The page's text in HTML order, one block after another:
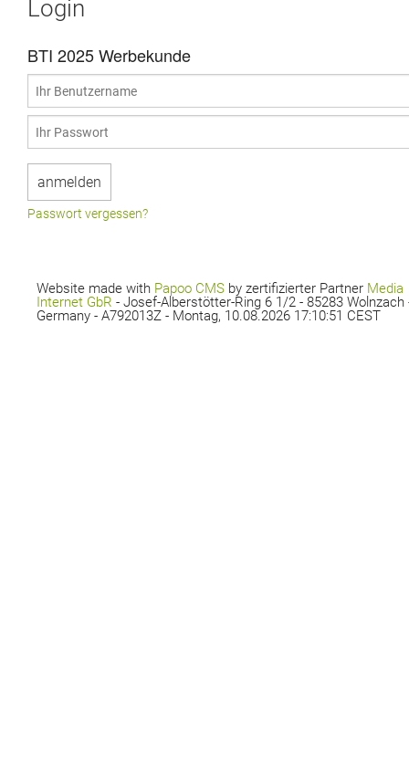
Login
BTI 2025 Werbekunde
Passwort vergessen?
Website made with Papoo CMS by zertifizierter Partner Media
Internet GbR - Josef-Alberstötter-Ring 6 1/2 - 85283 Wolnzach
Germany - A792013Z - Montag, 10.08.2026 17:10:51 CEST